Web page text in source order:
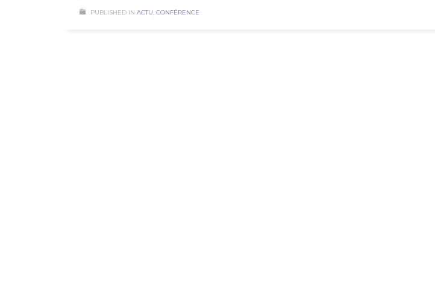
PUBLISHED IN ACTU, CONFÉRENCE